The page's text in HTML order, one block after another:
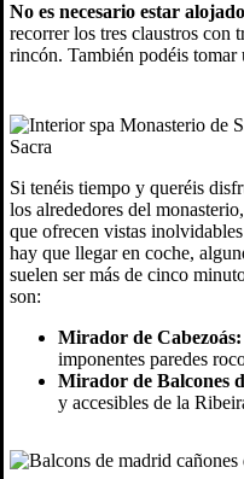
No es necesario estar
recorrer los tres claustros con
rincón. También podéis tomar
Si tenéis tiempo y queréis
los alrededores del
que ofrecen vistas
hay que llegar en coche,
suelen ser más de cinco
son:
Mirador de Cabezoás:
imponentes paredes
Mirador de Balcones
y accesibles de la